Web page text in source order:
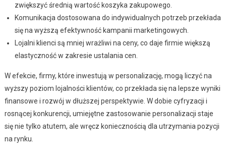
zwiększyć średnią wartość koszyka zakupowego.
Komunikacja dostosowana do indywidualnych potrzeb przekłada
się na wyższą efektywność kampanii marketingowych.
Lojalni klienci są mniej wrażliwi na ceny, co daje firmie większą
elastyczność w zakresie ustalania cen.
W efekcie, firmy, które inwestują w personalizację, mogą liczyć na
wyższy poziom lojalności klientów, co przekłada się na lepsze wyniki
finansowe i rozwój w dłuższej perspektywie. W dobie cyfryzacji i
rosnącej konkurencji, umiejętne zastosowanie personalizacji staje
się nie tylko atutem, ale wręcz koniecznością dla utrzymania pozycji
na rynku.